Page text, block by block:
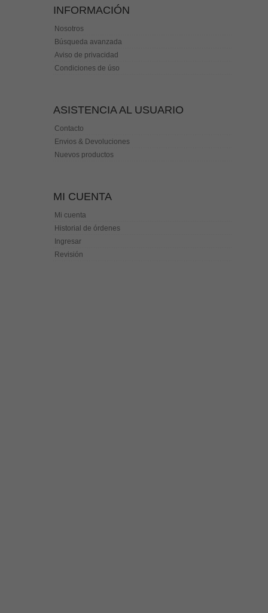
INFORMACIÓN
Nosotros
Búsqueda avanzada
Aviso de privacidad
Condiciones de úso
ASISTENCIA AL USUARIO
Contacto
Envios & Devoluciones
Nuevos productos
MI CUENTA
Mi cuenta
Historial de órdenes
Ingresar
Revisión